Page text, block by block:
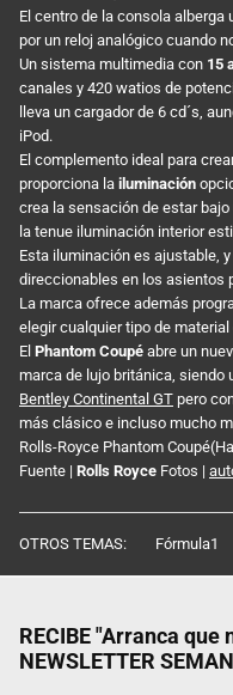
El centro de la consola alberga
por un reloj analógico cuando
Un sistema multimedia con 15
canales y 420 watios de
lleva un cargador de 6 cd´s,
iPod.
El complemento ideal para
proporciona la iluminación
crea la sensación de estar bajo
la tenue iluminación interior
Esta iluminación es ajustable,
direccionables en los asientos
La marca ofrece además
elegir cualquier tipo de
El Phantom Coupé abre un
marca de lujo británica, siendo
Bentley Continental GT pero
más clásico e incluso mucho
Rolls-Royce Phantom
Fuente | Rolls Royce Fotos |
OTROS TEMAS: Fórmula1
RECIBE "Arranca que
NEWSLETTER